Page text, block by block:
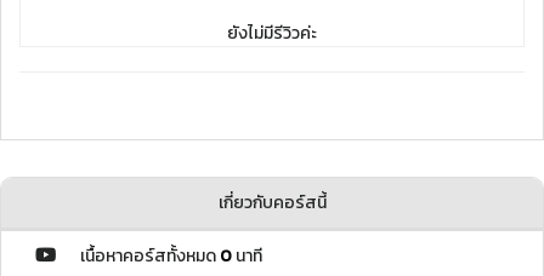
ยังไม่มีรีวิวค่ะ
เกี่ยวกับคอร์สนี้
เนื้อหาคอร์สทั้งหมด0นาที